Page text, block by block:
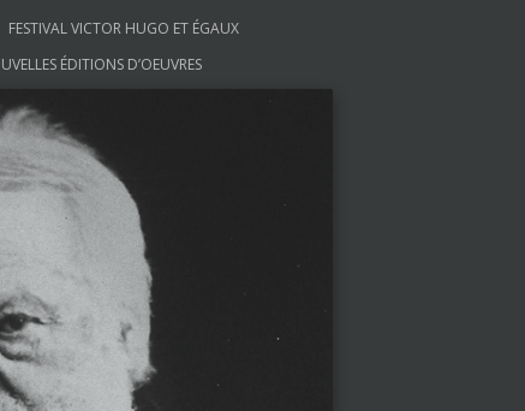
FESTIVAL VICTOR HUGO ET ÉGAUX
ÉDITIONS D’OEUVRES